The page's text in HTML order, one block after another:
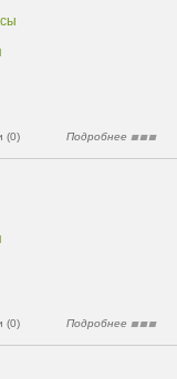
(0) Подробнее
(0) Подробнее